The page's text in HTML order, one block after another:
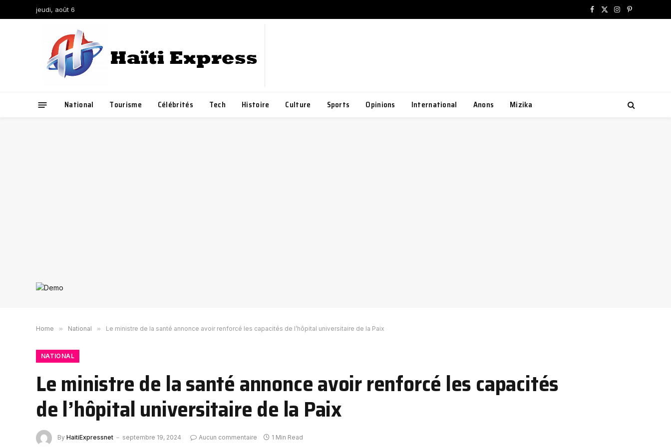
jeudi, août 6
Facebook
X
Instagram
Pinterest
National Tourisme Célébrités Tech Histoire Culture Sports Opinions International Anons Mizika
Home » National » Le ministre de la santé annonce avoir renforcé les capacités de l’hôpital universitaire de la Paix
NATIONAL
Le ministre de la santé annonce avoir renforcé les capacités
de l’hôpital universitaire de la Paix
By HaitiExpressnet septembre 19, 2024 Aucun commentaire 1 Min Read